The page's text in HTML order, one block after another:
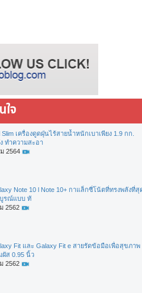
Slim เครื่องดูดฝุ่นไร้สายน้ำหนักเบาเพียง 1.9 กก.
ทำความสะอา
2564
Note 10 l Note 10+ กาแล็กซี่โน้ตที่ทรงพลังที่สุ
บูรณ์แบบ ทั
2562
Fit และ Galaxy Fit e สายรัดข้อมือเพื่อสุขภาพ
ส 0.95 นิ้ว
2562